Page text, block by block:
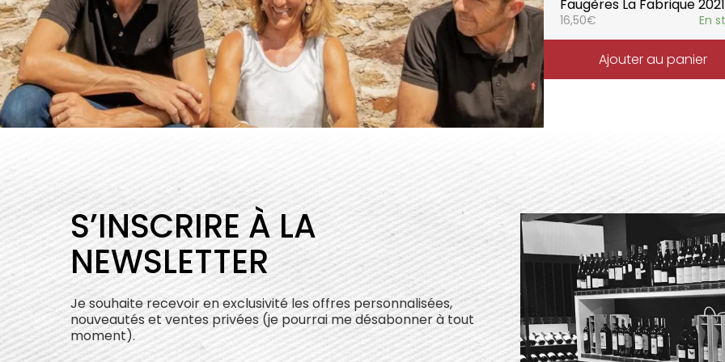
Faugères La Fabrique 2021
16,50€ En
Ajouter au panier
S’INSCRIRE À LA
NEWSLETTER
Je souhaite recevoir en exclusivité les offres personnalisées,
nouveautés et ventes privées (je pourrai me désabonner à tout
moment).